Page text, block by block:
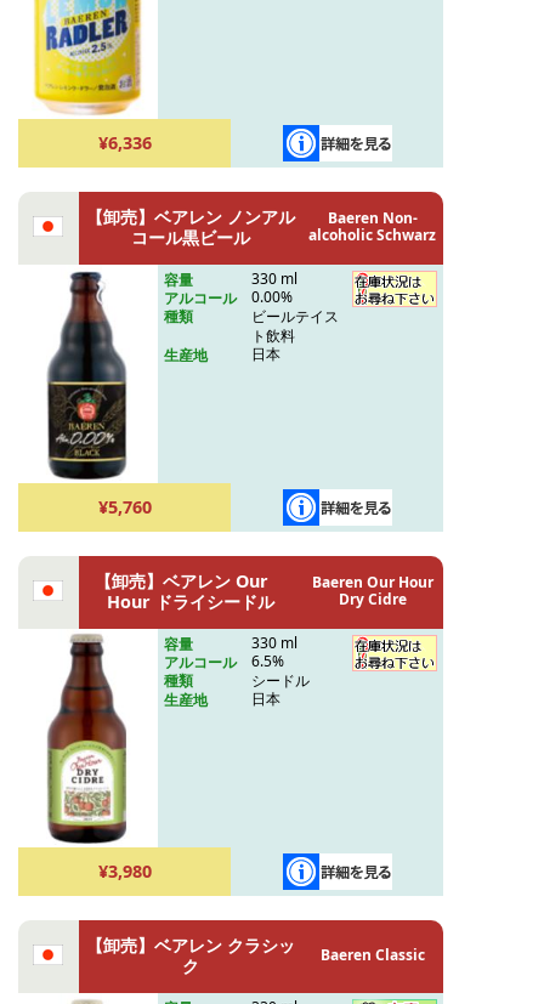
¥6,336
【卸売】ベアレン ノンアル
コール黒ビール
Baeren Non-
alcoholic Schwarz
容量
330 ml
アルコール
0.00%
種類
ビールテイス
ト飲料
生産地
日本
¥5,760
【卸売】ベアレン Our
Hour ドライシードル
Baeren Our Hour
Dry Cidre
容量
330 ml
アルコール
6.5%
種類
シードル
生産地
日本
¥3,980
【卸売】ベアレン クラシッ
ク
Baeren Classic